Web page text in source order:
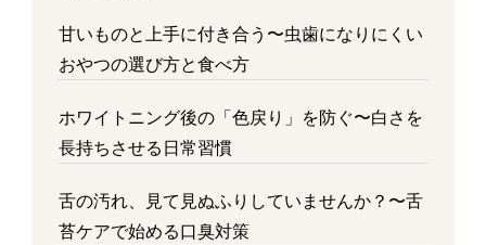
甘いものと上手に付き合う〜虫歯になりにくい
おやつの選び方と食べ方
ホワイトニング後の「色戻り」を防ぐ〜白さを
長持ちさせる日常習慣
舌の汚れ、見て見ぬふりしていませんか？〜舌
苔ケアで始める口臭対策